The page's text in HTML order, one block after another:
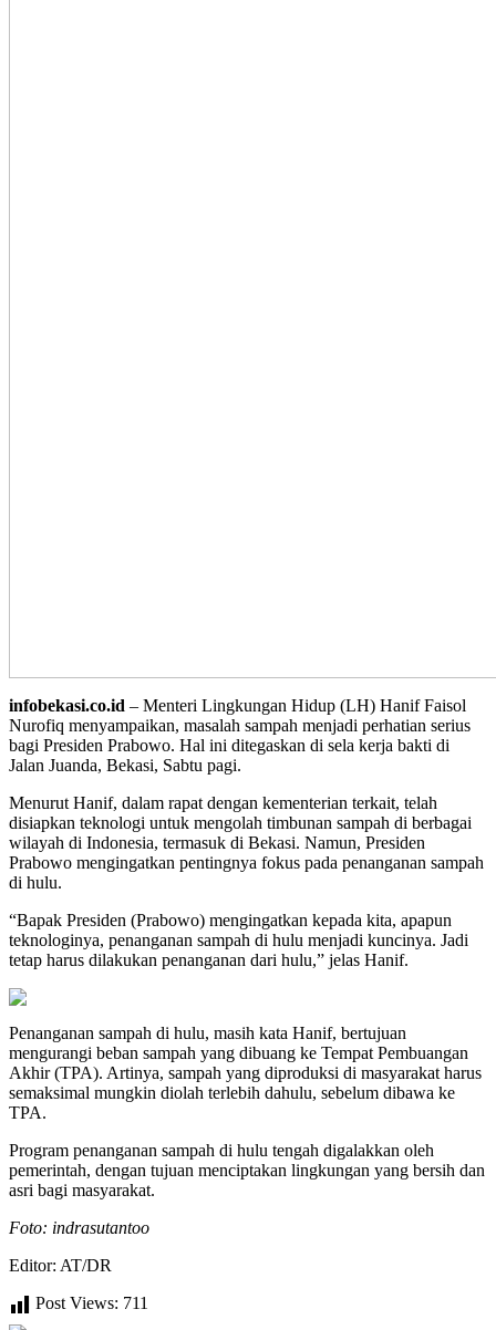
infobekasi.co.id – Menteri Lingkungan Hidup (LH) Hanif Faisol
Nurofiq menyampaikan, masalah sampah menjadi perhatian serius
bagi Presiden Prabowo. Hal ini ditegaskan di sela kerja bakti di
Jalan Juanda, Bekasi, Sabtu pagi.
Menurut Hanif, dalam rapat dengan kementerian terkait, telah
disiapkan teknologi untuk mengolah timbunan sampah di berbagai
wilayah di Indonesia, termasuk di Bekasi. Namun, Presiden
Prabowo mengingatkan pentingnya fokus pada penanganan sampah
di hulu.
“Bapak Presiden (Prabowo) mengingatkan kepada kita, apapun
teknologinya, penanganan sampah di hulu menjadi kuncinya. Jadi
tetap harus dilakukan penanganan dari hulu,” jelas Hanif.
Penanganan sampah di hulu, masih kata Hanif, bertujuan
mengurangi beban sampah yang dibuang ke Tempat Pembuangan
Akhir (TPA). Artinya, sampah yang diproduksi di masyarakat harus
semaksimal mungkin diolah terlebih dahulu, sebelum dibawa ke
TPA.
Program penanganan sampah di hulu tengah digalakkan oleh
pemerintah, dengan tujuan menciptakan lingkungan yang bersih dan
asri bagi masyarakat.
Foto: indrasutantoo
Editor: AT/DR
Post Views: 711